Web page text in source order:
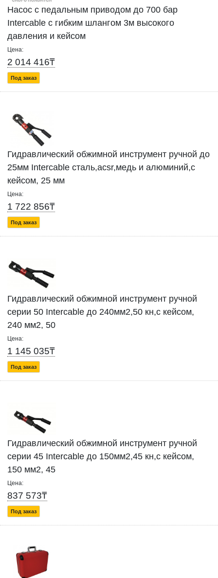
Насос с педальным приводом до 700 бар
Intercable с гибким шлангом 3м высокого
давления и кейсом
Цена:
2 014 416₸
Под заказ
Гидравлический обжимной инструмент ручной до
25мм Intercable сталь,acsr,медь и алюминий,с
кейсом, 25 мм
Цена:
1 722 856₸
Под заказ
Гидравлический обжимной инструмент ручной
серии 50 Intercable до 240мм2,50 кн,с кейсом,
240 мм2, 50
Цена:
1 145 035₸
Под заказ
Гидравлический обжимной инструмент ручной
серии 45 Intercable до 150мм2,45 кн,с кейсом,
150 мм2, 45
Цена:
837 573₸
Под заказ